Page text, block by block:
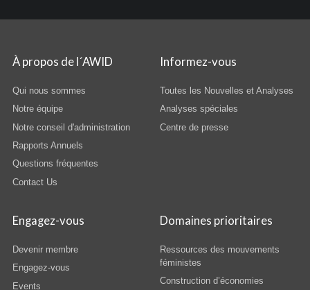
À propos de l´AWID
Qui nous sommes
Notre équipe
Notre conseil d'administration
Rapports Annuels
Questions fréquentes
Contact Us
Informez-vous
Toutes les Nouvelles et Analyses
Analyses spéciales
Centre de presse
Engagez-vous
Devenir membre
Engagez-vous
Events
Domaines prioritaires
Ressources des mouvements
féministes
Construction d’économies